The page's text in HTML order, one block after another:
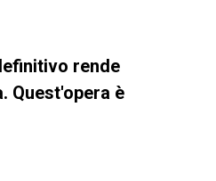
rende
Quest'opera è